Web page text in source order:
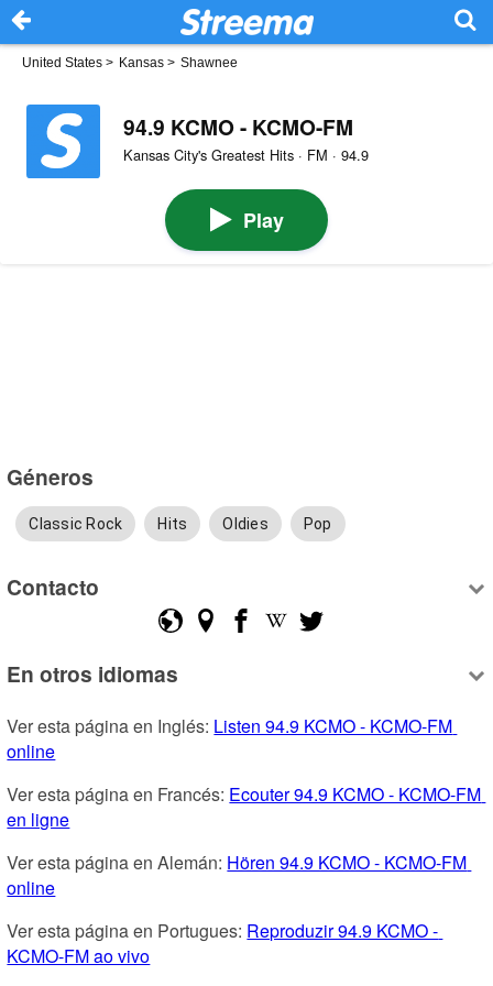
United States > Kansas > Shawnee
94.9 KCMO - KCMO-FM
Kansas City's Greatest Hits · FM · 94.9
Play
Géneros
Classic Rock Hits Oldies Pop
Contacto
En otros idiomas
Ver esta página en Inglés: Listen 94.9 KCMO - KCMO-FM
online
Ver esta página en Francés: Ecouter 94.9 KCMO - KCMO-FM
en ligne
Ver esta página en Alemán: Hören 94.9 KCMO - KCMO-FM
online
Ver esta página en Portugues: Reproduzir 94.9 KCMO -
KCMO-FM ao vivo